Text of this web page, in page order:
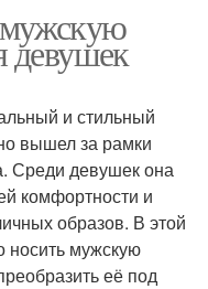
мужскую
девушек
и стильный
вышел за рамки
Среди девушек она
комфортности и
образов. В этой
носить мужскую
её под